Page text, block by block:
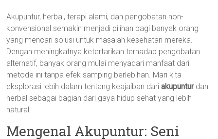
Akupuntur, herbal, terapi alami, dan pengobatan non-
konvensional semakin menjadi pilihan bagi banyak orang
yang mencari solusi untuk masalah kesehatan mereka.
Dengan meningkatnya ketertarikan terhadap pengobatan
alternatif, banyak orang mulai menyadari manfaat dari
metode ini tanpa efek samping berlebihan. Mari kita
eksplorasi lebih dalam tentang keajaiban dariakupunturdan
herbal sebagai bagian dari gaya hidup sehat yang lebih
natural.
Mengenal Akupuntur: Seni